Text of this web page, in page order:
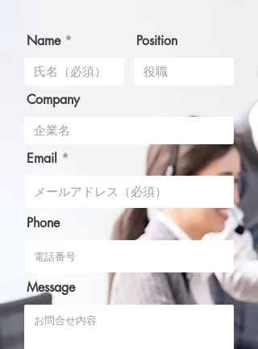
Name Position
Company
Email
Phone
Message